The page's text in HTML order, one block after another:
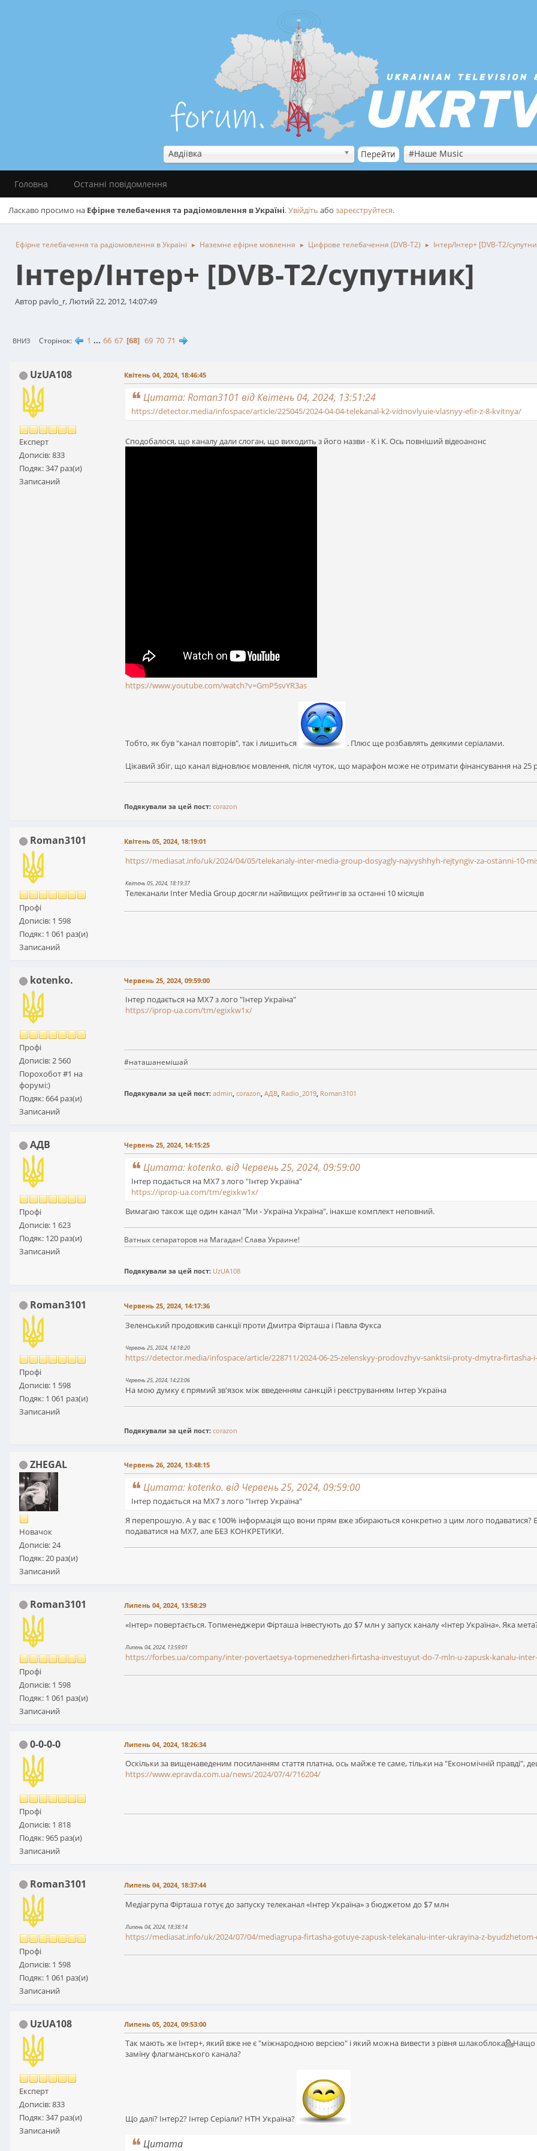
Авдіївка #Наше Music
Головна Останні повідомлення
Ласкаво просимо на Ефірне телебачення та радіомовлення в Україні.Увійдіть або зареєструйтеся.
Ефірне телебачення та радіомовлення в Україні ► Наземне ефірне мовлення ► Цифрове телебачення (DVB-T2) ► Інтер/Інтер+ [DVB-T2/
Інтер/Інтер+ [DVB-T2/супутник]
Автор pavlo_r, Лютий 22, 2012, 14:07:49
ВНИЗ Сторінок 1 ... 66 67 68 69 70 71
UzUA108
Експерт
Дописів: 833
Подяк: 347 раз(и)
Записаний
Квітень 04, 2024, 18:46:45
Цитата: Roman3101 від Квітень 04, 2024, 13:51:24
https://detector.media/infospace/article/225045/2024-04-04-telekanal-k2-vidnovlyuie-vlasnyy-efir-z-8-kvitnya/
Сподобалося, що каналу дали слоган, що виходить з його назви - К і К. Ось повніший відеоанонс
https://www.youtube.com/watch?v=GmP5svYR3as
Тобто, як був "канал повторів", так і лишиться . Плюс ще розбавлять деякими серіалами.
Цікавий збіг, що канал відновлює мовлення, після чуток, що марафон може не отримати фінансування на 25
Подякували за цей пост: corazon
Roman3101
Профі
Дописів: 1 598
Подяк: 1 061 раз(и)
Записаний
Квітень 05, 2024, 18:19:01
https://mediasat.info/uk/2024/04/05/telekanaly-inter-media-group-dosyagly-najvyshhyh-rejtyngiv-za-ostanni-10-
Квітень 05, 2024, 18:19:37
Телеканали Inter Media Group досягли найвищих рейтингів за останні 10 місяців
kotenko.
Профі
Дописів: 2 560
Порохобот #1 на
форумі:)
Подяк: 664 раз(и)
Записаний
Червень 25, 2024, 09:59:00
Інтер подається на МХ7 з лого "Інтер Україна"
https://iprop-ua.com/tm/egixkw1x/
#наташанемішай
Подякували за цей пост: admin, corazon, АДВ, Radio_2019, Roman3101
АДВ
Профі
Дописів: 1 623
Подяк: 120 раз(и)
Записаний
Червень 25, 2024, 14:15:25
Цитата: kotenko. від Червень 25, 2024, 09:59:00
Інтер подається на МХ7 з лого "Інтер Україна"
https://iprop-ua.com/tm/egixkw1x/
Вимагаю також ще один канал "Ми - Україна Україна", інакше комплект неповний.
Ватных сепараторов на Магадан! Слава Украине!
Подякували за цей пост: UzUA108
Roman3101
Профі
Дописів: 1 598
Подяк: 1 061 раз(и)
Записаний
Червень 25, 2024, 14:17:36
Зеленський продовжив санкції проти Дмитра Фірташа і Павла Фукса
Червень 25, 2024, 14:18:20
https://detector.media/infospace/article/228711/2024-06-25-zelenskyy-prodovzhyv-sanktsii-proty-dmytra-firtasha-
Червень 25, 2024, 14:23:06
На мою думку є прямий зв'язок між введенням санкцій і реєструванням Інтер Україна
Подякували за цей пост: corazon
ZHEGAL
Новачок
Дописів: 24
Подяк: 20 раз(и)
Записаний
Червень 26, 2024, 13:48:15
Цитата: kotenko. від Червень 25, 2024, 09:59:00
Інтер подається на МХ7 з лого "Інтер Україна"
Я перепрошую. А у вас є 100% інформація що вони прям вже збираються конкретно з цим лого
подаватися на МХ7, але БЕЗ КОНКРЕТИКИ.
Roman3101
Профі
Дописів: 1 598
Подяк: 1 061 раз(и)
Записаний
Липень 04, 2024, 13:58:29
«Інтер» повертається. Топменеджери Фірташа інвестують до $7 млн у запуск каналу «Інтер Україна». Яка
Липень 04, 2024, 13:59:01
https://forbes.ua/company/inter-povertaetsya-topmenedzheri-firtasha-investuyut-do-7-mln-u-zapusk-kanalu-inter-
0-0-0-0
Профі
Дописів: 1 818
Подяк: 965 раз(и)
Записаний
Липень 04, 2024, 18:26:34
Оскільки за вищенаведеним посиланням стаття платна, ось майже те саме, тільки на "Економічній правді",
https://www.epravda.com.ua/news/2024/07/4/716204/
Roman3101
Профі
Дописів: 1 598
Подяк: 1 061 раз(и)
Записаний
Липень 04, 2024, 18:37:44
Медіагрупа Фірташа готує до запуску телеканал «Інтер Україна» з бюджетом до $7 млн
Липень 04, 2024, 18:38:14
https://mediasat.info/uk/2024/07/04/mediagrupa-firtasha-gotuye-zapusk-telekanalu-inter-ukrayina-z-
UzUA108
Експерт
Дописів: 833
Подяк: 347 раз(и)
Записаний
Липень 05, 2024, 09:53:00
Так мають же Інтер+, який вже не є "міжнародною версією" і який можна вивести з рівня
заміну флагманського канала?
Що далі? Інтер2? Інтер Серіали? НТН Україна?
Цитата